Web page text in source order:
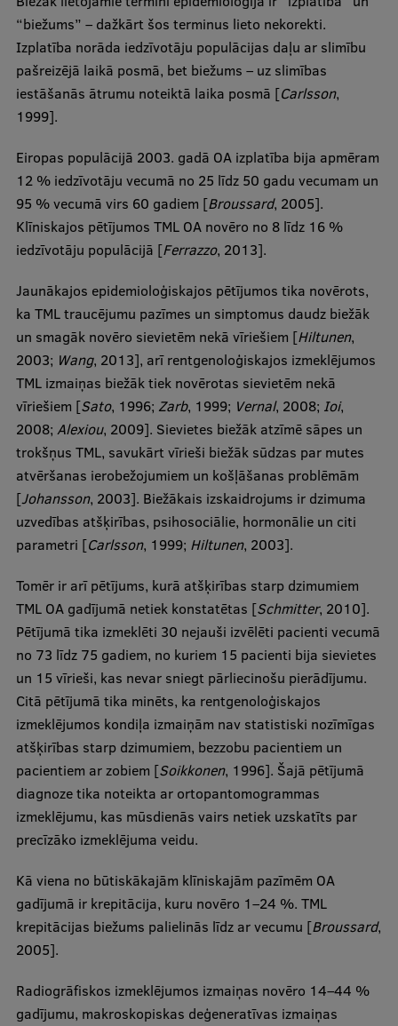
“biežums” – dažkārt šos terminus lieto nekorekti.
Izplatība norāda iedzīvotāju populācijas daļu ar slimību
pašreizējā laikā posmā, bet biežums – uz slimības
iestāšanās ātrumu noteiktā laika posmā [Carlsson,
1999].
Eiropas populācijā 2003. gadā OA izplatība bija apmēram
12 % iedzīvotāju vecumā no 25 līdz 50 gadu vecumam un
95 % vecumā virs 60 gadiem [Broussard, 2005].
Klīniskajos pētījumos TML OA novēro no 8 līdz 16 %
iedzīvotāju populācijā [Ferrazzo, 2013].
Jaunākajos epidemioloģiskajos pētījumos tika novērots,
ka TML traucējumu pazīmes un simptomus daudz biežāk
un smagāk novēro sievietēm nekā vīriešiem [Hiltunen,
2003; Wang, 2013], arī rentgenoloģiskajos izmeklējumos
TML izmaiņas biežāk tiek novērotas sievietēm nekā
vīriešiem [Sato, 1996; Zarb, 1999; Vernal, 2008; Ioi,
2008; Alexiou, 2009]. Sievietes biežāk atzīmē sāpes un
trokšņus TML, savukārt vīrieši biežāk sūdzas par mutes
atvēršanas ierobežojumiem un košļāšanas problēmām
[Johansson, 2003]. Biežākais izskaidrojums ir dzimuma
uzvedības atšķirības, psihosociālie, hormonālie un citi
parametri [Carlsson, 1999; Hiltunen, 2003].
Tomēr ir arī pētījums, kurā atšķirības starp dzimumiem
TML OA gadījumā netiek konstatētas [Schmitter, 2010].
Pētījumā tika izmeklēti 30 nejauši izvēlēti pacienti vecumā
no 73 līdz 75 gadiem, no kuriem 15 pacienti bija sievietes
un 15 vīrieši, kas nevar sniegt pārliecinošu pierādījumu.
Citā pētījumā tika minēts, ka rentgenoloģiskajos
izmeklējumos kondiļa izmaiņām nav statistiski nozīmīgas
atšķirības starp dzimumiem, bezzobu pacientiem un
pacientiem ar zobiem [Soikkonen, 1996]. Šajā pētījumā
diagnoze tika noteikta ar ortopantomogrammas
izmeklējumu, kas mūsdienās vairs netiek uzskatīts par
precīzāko izmeklējuma veidu.
Kā viena no būtiskākajām klīniskajām pazīmēm OA
gadījumā ir krepitācija, kuru novēro 1–24 %. TML
krepitācijas biežums palielinās līdz ar vecumu [Broussard,
2005].
Radiogrāfiskos izmeklējumos izmaiņas novēro 14–44 %
gadījumu, makroskopiskas deģeneratīvas izmaiņas